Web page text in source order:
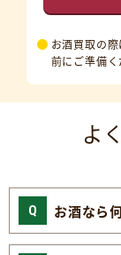
お酒買取の
前にご準備く
よ
お酒なら